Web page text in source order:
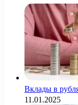
Вклады в
11.01.2025